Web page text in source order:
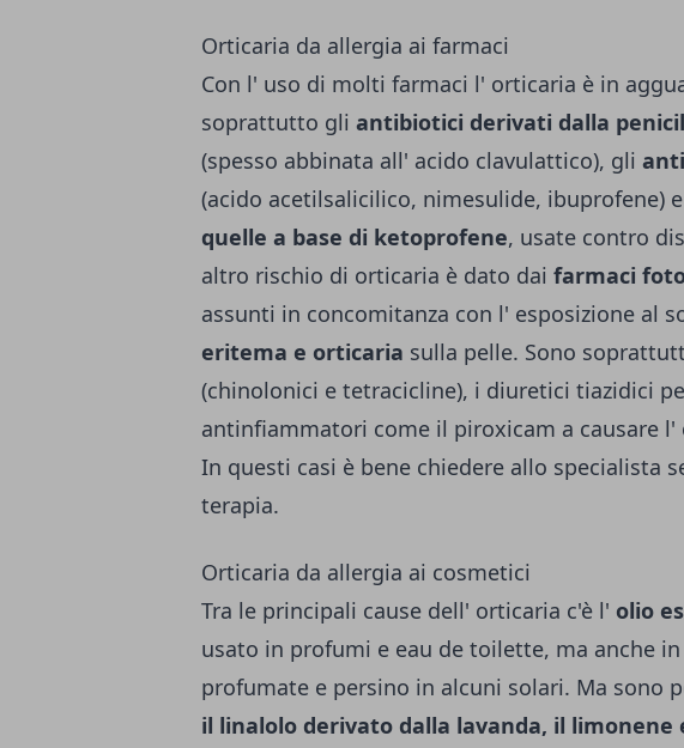
Orticaria da allergia ai farmaci
Con l' uso di molti farmaci l' orticaria è in
soprattutto gli antibiotici derivati dalla
(spesso abbinata all' acido clavulattico), gli
(acido acetilsalicilico, nimesulide, ibuprofene) e
quelle a base di ketoprofene, usate contro
altro rischio di orticaria è dato dai farmaci
assunti in concomitanza con l' esposizione al
eritema e orticaria sulla pelle. Sono
(chinolonici e tetracicline), i diuretici tiazidici
antinfiammatori come il piroxicam a causare
In questi casi è bene chiedere allo specialista
terapia.
Orticaria da allergia ai cosmetici
Tra le principali cause dell' orticaria c'è l' olio
usato in profumi e eau de toilette, ma anche
profumate e persino in alcuni solari. Ma sono
il linalolo derivato dalla lavanda, il